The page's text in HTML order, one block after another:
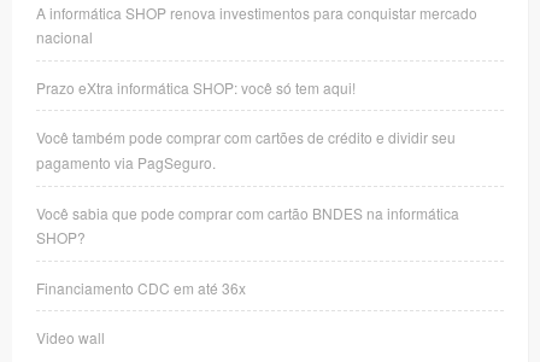
A informática SHOP renova investimentos para conquistar mercado
nacional
Prazo eXtra informática SHOP: você só tem aqui!
Você também pode comprar com cartões de crédito e dividir seu
pagamento via PagSeguro.
Você sabia que pode comprar com cartão BNDES na informática
SHOP?
Financiamento CDC em até 36x
Video wall